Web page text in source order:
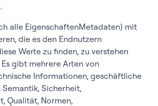
alle EigenschaftenMetadaten) mit
die es den Endnutzern
Werte zu finden, zu verstehen
gibt mehrere Arten von
Informationen, geschäftliche
Semantik, Sicherheit,
Qualität, Normen,